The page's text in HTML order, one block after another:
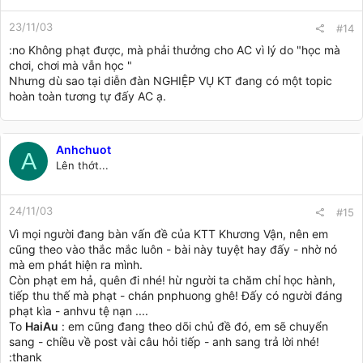
23/11/03 #14
:no Không phạt được, mà phải thưởng cho AC vì lý do "học mà
chơi, chơi mà vẫn học "
Nhưng dù sao tại diễn đàn NGHIỆP VỤ KT đang có một topic
hoàn toàn tương tự đấy AC ạ.
A Anhchuot
Lên thớt...
24/11/03 #15
Vì mọi người đang bàn vấn đề của KTT Khương Vận, nên em
cũng theo vào thắc mắc luôn - bài này tuyệt hay đấy - nhờ nó
mà em phát hiện ra mình.
Còn phạt em hả, quên đi nhé! hừ người ta chăm chỉ học hành,
tiếp thu thế mà phạt - chán pnphuong ghê! Đấy có người đáng
phạt kìa - anhvu tệ nạn ....
To HaiAu : em cũng đang theo dõi chủ đề đó, em sẽ chuyển
sang - chiều về post vài câu hỏi tiếp - anh sang trả lời nhé!
:thank